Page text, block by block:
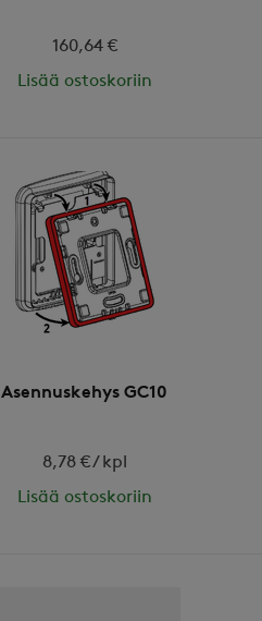
160,64 €
Lisää ostoskoriin
Asennuskehys GC10
8,78 € / kpl
Lisää ostoskoriin